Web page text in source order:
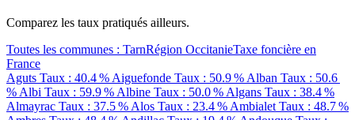
Comparez les taux pratiqués ailleurs.
Toutes les communes : TarnRégion OccitanieTaxe foncière en
France
Aguts Taux : 40.4 % Aiguefonde Taux : 50.9 % Alban Taux : 50.6
% Albi Taux : 59.9 % Albine Taux : 50.0 % Algans Taux : 38.4 %
Almayrac Taux : 37.5 % Alos Taux : 23.4 % Ambialet Taux : 48.7 %